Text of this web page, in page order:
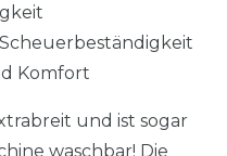
Komfort
und ist sogar
waschbar! Die